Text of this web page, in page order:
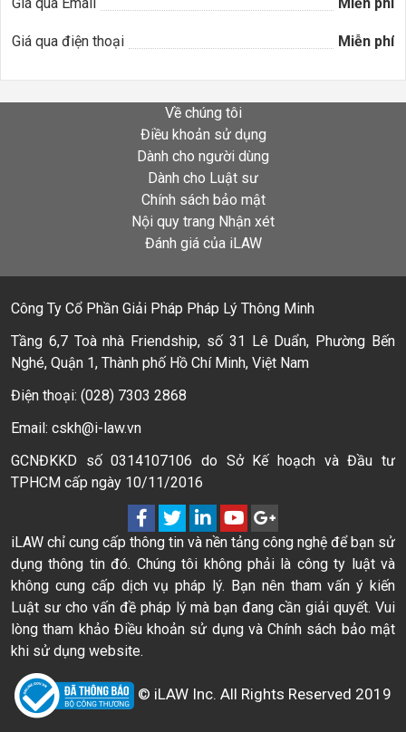
Giá qua điện thoại Miễn phí
Về chúng tôi
Điều khoản sử dụng
Dành cho người dùng
Dành cho Luật sư
Chính sách bảo mật
Nội quy trang Nhận xét
Đánh giá của iLAW
Công Ty Cổ Phần Giải Pháp Pháp Lý Thông Minh
Tầng 6,7 Toà nhà Friendship, số 31 Lê Duẩn, Phường Bến
Nghé, Quận 1, Thành phố Hồ Chí Minh, Việt Nam
Điện thoại: (028) 7303 2868
Email: cskh@i-law.vn
GCNĐKKD số 0314107106 do Sở Kế hoạch và Đầu tư
TPHCM cấp ngày 10/11/2016
iLAW chỉ cung cấp thông tin và nền tảng công nghệ để bạn sử
dụng thông tin đó. Chúng tôi không phải là công ty luật và
không cung cấp dịch vụ pháp lý. Bạn nên tham vấn ý kiến
Luật sư cho vấn đề pháp lý mà bạn đang cần giải quyết. Vui
lòng tham khảo Điều khoản sử dụng và Chính sách bảo mật
khi sử dụng website.
© iLAW Inc. All Rights Reserved 2019